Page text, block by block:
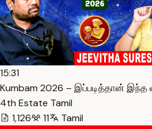
15:31
Kumbam 2026 – இப்படித்தான்
4th Estate Tamil
1,126
11 Tamil